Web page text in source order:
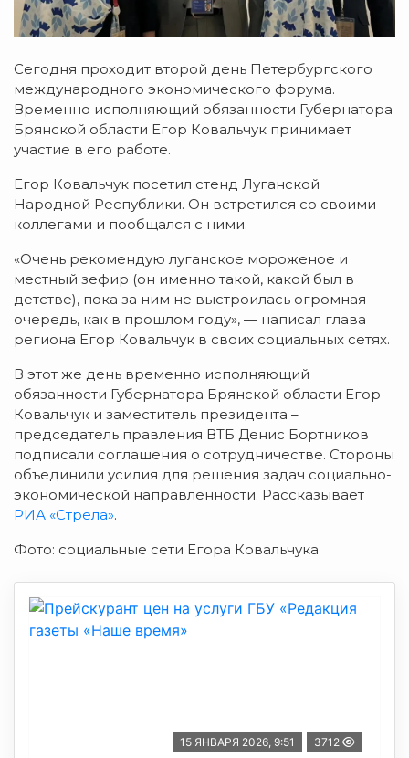
Сегодня проходит второй день Петербургского
международного экономического форума.
Временно исполняющий обязанности Губернатора
Брянской области Егор Ковальчук принимает
участие в его работе.
Егор Ковальчук посетил стенд Луганской
Народной Республики. Он встретился со своими
коллегами и пообщался с ними.
«Очень рекомендую луганское мороженое и
местный зефир (он именно такой, какой был в
детстве), пока за ним не выстроилась огромная
очередь, как в прошлом году», — написал глава
региона Егор Ковальчук в своих социальных сетях.
В этот же день временно исполняющий
обязанности Губернатора Брянской области Егор
Ковальчук и заместитель президента –
председатель правления ВТБ Денис Бортников
подписали соглашения о сотрудничестве. Стороны
объединили усилия для решения задач социально-
экономической направленности. Рассказывает
РИА «Стрела».
Фото: социальные сети Егора Ковальчука
15 ЯНВАРЯ 2026, 9:51 3712